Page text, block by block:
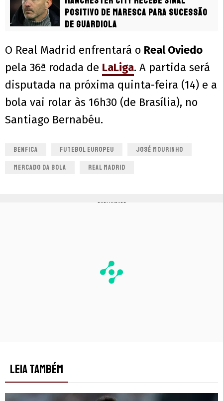
positivo de Maresca para sucessão
de Guardiola
O Real Madrid enfrentará o Real Oviedo
pela 36ª rodada de LaLiga. A partida será
disputada na próxima quinta-feira (14) e a
bola vai rolar às 16h30 (de Brasília), no
Santiago Bernabéu.
BENFICA FUTEBOL EUROPEU JOSÉ MOURINHO
MERCADO DA BOLA REAL MADRID
PUBLICIDADE
LEIA TAMBÉM